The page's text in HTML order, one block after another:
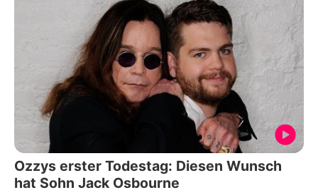
Ozzys erster Todestag: Diesen Wunsch
hat Sohn Jack Osbourne